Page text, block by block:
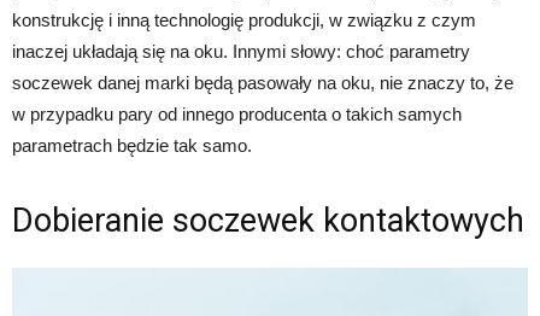
konstrukcję i inną technologię produkcji, w związku z czym
inaczej układają się na oku. Innymi słowy: choć parametry
soczewek danej marki będą pasowały na oku, nie znaczy to, że
w przypadku pary od innego producenta o takich samych
parametrach będzie tak samo.
Dobieranie soczewek kontaktowych